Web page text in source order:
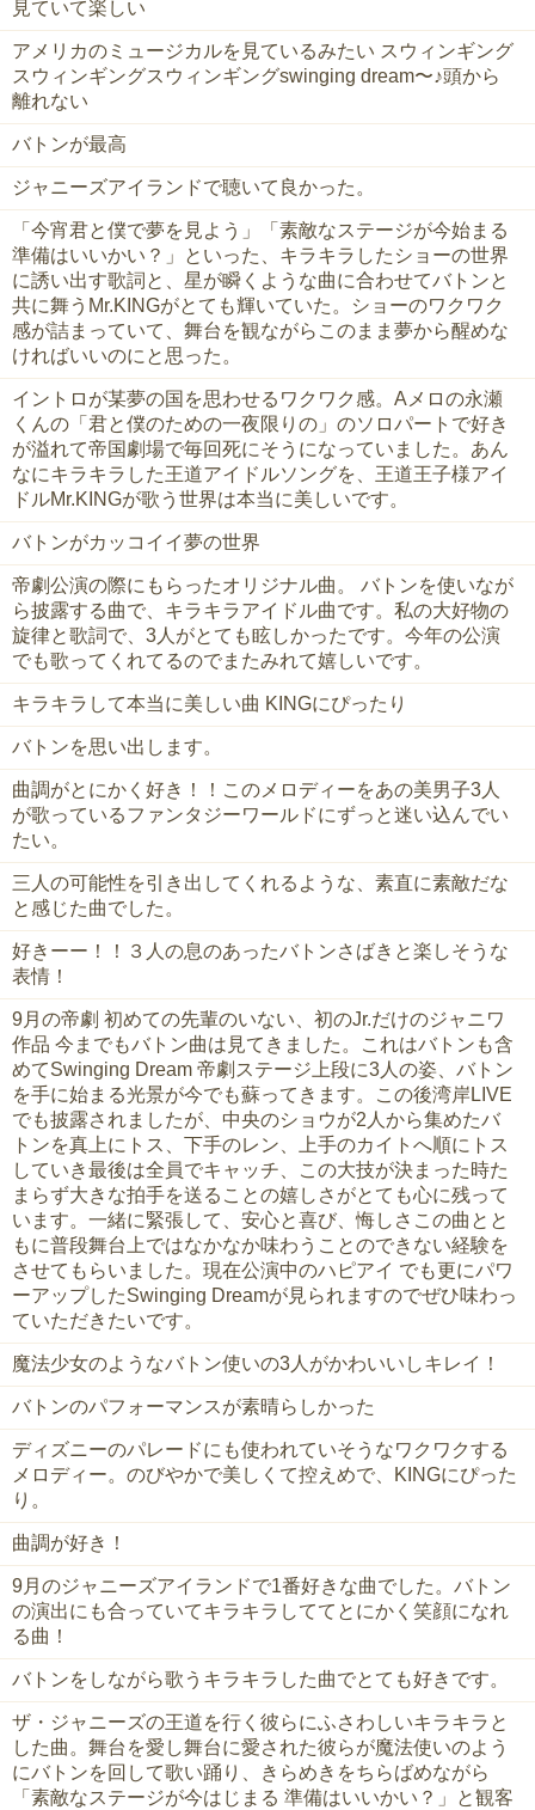
見ていて楽しい
アメリカのミュージカルを見ているみたい スウィンギング
スウィンギングスウィンギングswinging dream〜♪頭から
離れない
バトンが最高
ジャニーズアイランドで聴いて良かった。
「今宵君と僕で夢を見よう」「素敵なステージが今始まる
準備はいいかい？」といった、キラキラしたショーの世界
に誘い出す歌詞と、星が瞬くような曲に合わせてバトンと
共に舞うMr.KINGがとても輝いていた。ショーのワクワク
感が詰まっていて、舞台を観ながらこのまま夢から醒めな
ければいいのにと思った。
イントロが某夢の国を思わせるワクワク感。Aメロの永瀬
くんの「君と僕のための一夜限りの」のソロパートで好き
が溢れて帝国劇場で毎回死にそうになっていました。あん
なにキラキラした王道アイドルソングを、王道王子様アイ
ドルMr.KINGが歌う世界は本当に美しいです。
バトンがカッコイイ夢の世界
帝劇公演の際にもらったオリジナル曲。 バトンを使いなが
ら披露する曲で、キラキラアイドル曲です。私の大好物の
旋律と歌詞で、3人がとても眩しかったです。今年の公演
でも歌ってくれてるのでまたみれて嬉しいです。
キラキラして本当に美しい曲 KINGにぴったり
バトンを思い出します。
曲調がとにかく好き！！このメロディーをあの美男子3人
が歌っているファンタジーワールドにずっと迷い込んでい
たい。
三人の可能性を引き出してくれるような、素直に素敵だな
と感じた曲でした。
好きーー！！３人の息のあったバトンさばきと楽しそうな
表情！
9月の帝劇 初めての先輩のいない、初のJr.だけのジャニワ
作品 今までもバトン曲は見てきました。これはバトンも含
めてSwinging Dream 帝劇ステージ上段に3人の姿、バトン
を手に始まる光景が今でも蘇ってきます。この後湾岸LIVE
でも披露されましたが、中央のショウが2人から集めたバ
トンを真上にトス、下手のレン、上手のカイトへ順にトス
していき最後は全員でキャッチ、この大技が決まった時た
まらず大きな拍手を送ることの嬉しさがとても心に残って
います。一緒に緊張して、安心と喜び、悔しさこの曲とと
もに普段舞台上ではなかなか味わうことのできない経験を
させてもらいました。現在公演中のハピアイ でも更にパワ
ーアップしたSwinging Dreamが見られますのでぜひ味わっ
ていただきたいです。
魔法少女のようなバトン使いの3人がかわいいしキレイ！
バトンのパフォーマンスが素晴らしかった
ディズニーのパレードにも使われていそうなワクワクする
メロディー。のびやかで美しくて控えめで、KINGにぴった
り。
曲調が好き！
9月のジャニーズアイランドで1番好きな曲でした。バトン
の演出にも合っていてキラキラしててとにかく笑顔になれ
る曲！
バトンをしながら歌うキラキラした曲でとても好きです。
ザ・ジャニーズの王道を行く彼らにふさわしいキラキラと
した曲。舞台を愛し舞台に愛された彼らが魔法使いのよう
にバトンを回して歌い踊り、きらめきをちらばめながら
「素敵なステージが今はじまる 準備はいいかい？」と観客